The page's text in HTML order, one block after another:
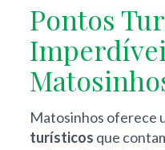
Pontos
Matosinhos oferece
turísticos que